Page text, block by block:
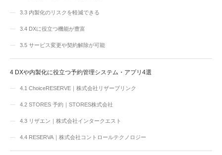
3.3 内製化のリスクを軽減できる
3.4 DXに役立つ機能が豊富
3.5 サービス変更や契約解除が可能
4 DXや内製化に役立つ予約管理システム・アプリ4選
4.1 ChoiceRESERVE｜株式会社リザーブリンク
4.2 STORES 予約｜STORES株式会社
4.3 リザエン｜株式会社インタークエスト
4.4 RESERVA｜株式会社コントロールテクノロジー